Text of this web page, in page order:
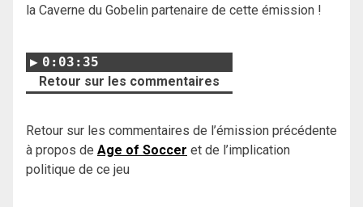
la Caverne du Gobelin partenaire de cette émission !
0:03:35
Retour sur les commentaires
Retour sur les commentaires de l’émission précédente
à propos de Age of Soccer et de l’implication
politique de ce jeu